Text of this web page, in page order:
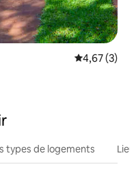
Évaluation
4,67 (3)
types de logements